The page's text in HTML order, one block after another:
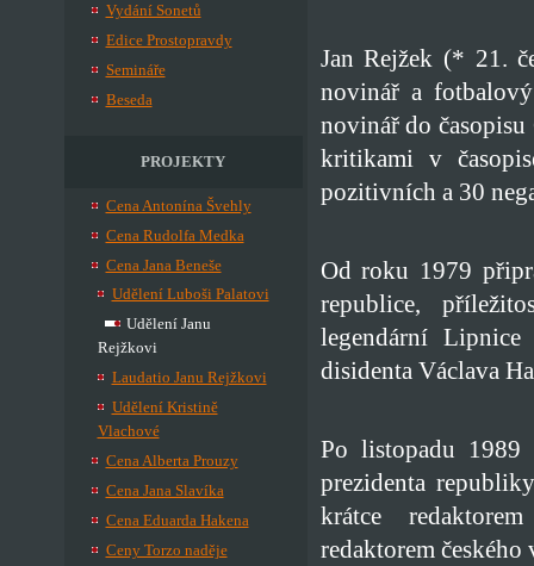
Vydání Sonetů
Edice Prostopravdy
Semináře
Beseda
PROJEKTY
Cena Antonína Švehly
Cena Rudolfa Medka
Cena Jana Beneše
Udělení Luboši Palatovi
Udělení Janu
Rejžkovi
Laudatio Janu Rejžkovi
Udělení Kristině
Vlachové
Cena Alberta Prouzy
Cena Jana Slavíka
Cena Eduarda Hakena
Ceny Torzo naděje
Jan Rejžek (* 21.
novinář a
novinář do
kritikami v
pozitivních a 30
Od roku 1979
republice,
legendární
disidenta Václava
Po listopadu
prezidenta
krátce
redaktorem